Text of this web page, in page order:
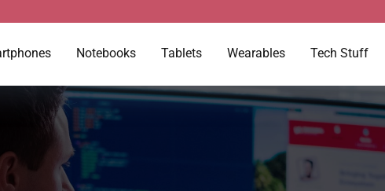
Notebooks Tablets Wearables Tech Stuff